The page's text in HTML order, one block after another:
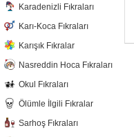
Karadenizli Fıkraları
Karı-Koca Fıkraları
Karışık Fıkralar
Nasreddin Hoca Fıkraları
Okul Fıkraları
Ölümle İlgili Fıkralar
Sarhoş Fıkraları